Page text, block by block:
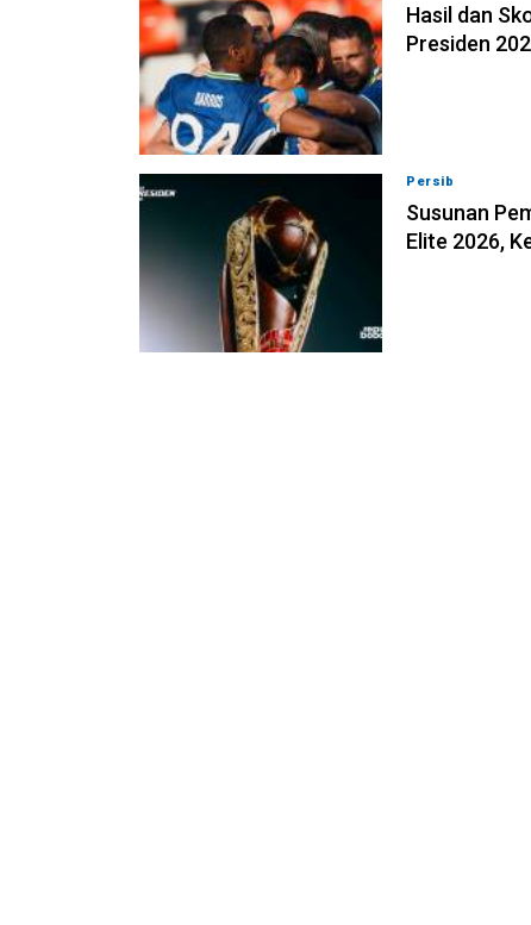
Hasil dan
Presiden
Persib
Susunan
Elite 2026,